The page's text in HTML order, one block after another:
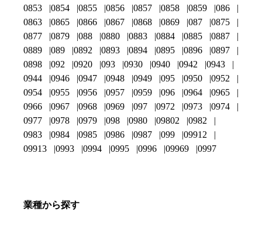
0853
0854 0855 0856 0857 0858 0859
086
0863
0865 0866 0867 0868 0869 087
0875
0877
0879 088 0880 0883 0884 0885
0887
0889
089 0892 0893 0894 0895 0896
0897
0898
092 0920 093 0930 0940 0942
0943
0944
0946 0947 0948 0949 095 0950
0952
0954
0955 0956 0957 0959 096 0964
0965
0966
0967 0968 0969 097 0972 0973
0974
0977
0978 0979 098 0980 09802
0982
0983
0984 0985 0986 0987 099
09912
09913
0993 0994 0995 0996 09969 0997
業種から探す